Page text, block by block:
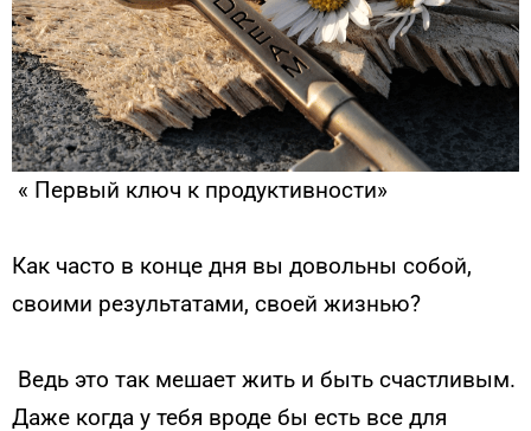
« Первый ключ к продуктивности»
Как часто в конце дня вы довольны собой,
своими результатами, своей жизнью?
Ведь это так мешает жить и быть счастливым.
Даже когда у тебя вроде бы есть все для